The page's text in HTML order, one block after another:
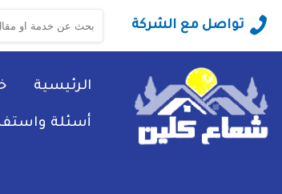
تواصل مع الشركة
البحث
عن:
الرئيسية
أسئلة